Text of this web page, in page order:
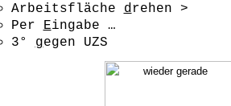
Arbeitsfläche drehen >
Per Eingabe …
3° gegen UZS